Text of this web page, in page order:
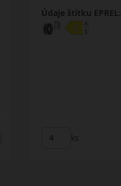
Údaje štítku EPREL:
ks